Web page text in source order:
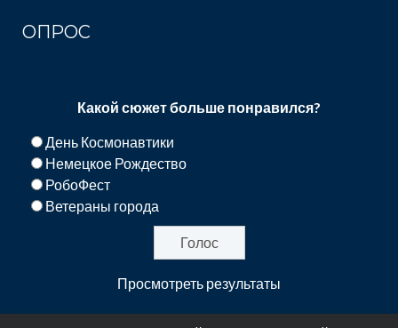
ОПРОС
Какой сюжет больше понравился?
День Космонавтики
Немецкое Рождество
РобоФест
Ветераны города
Просмотреть результаты